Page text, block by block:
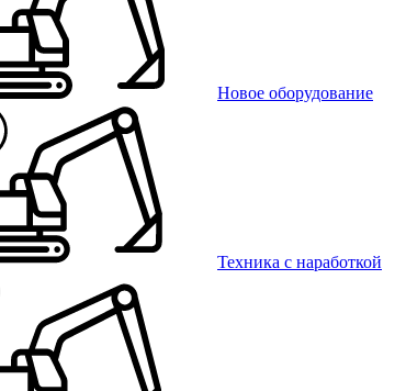
Новое оборудование
Техника с наработкой